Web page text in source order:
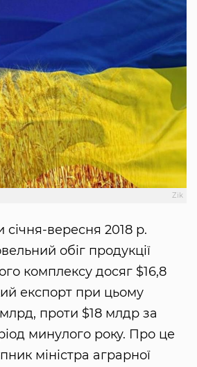
Zik
січня-вересня 2018 р.
обіг продукції
комплексу досяг $16,8
експорт при цьому
проти $18 млдр за
минулого року. Про це
міністра аграрної